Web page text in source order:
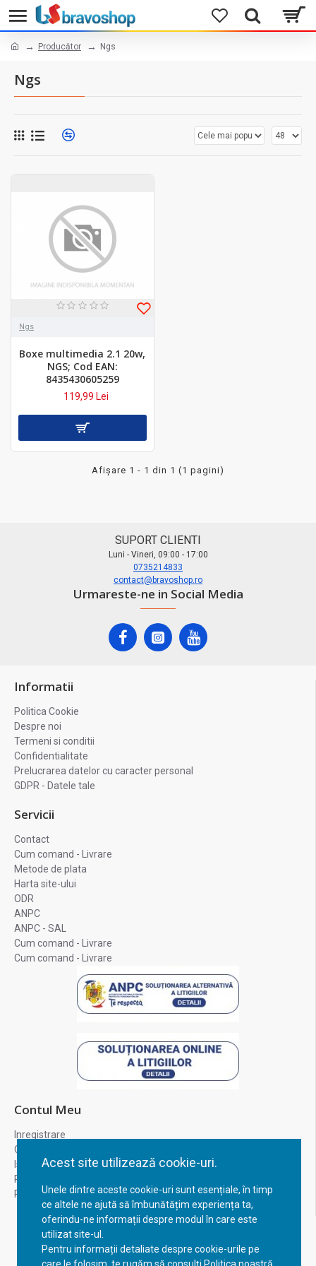
Acest site utilizează cookie-uri.
Unele dintre aceste cookie-uri sunt esențiale, în timp
ce altele ne ajută să îmbunătățim experiența ta,
oferindu-ne informații despre modul în care este
utilizat site-ul.
Pentru informații detaliate despre cookie-urile pe
Producător Ngs
Ngs
Ngs
Boxe multimedia 2.1 20w,
NGS; Cod EAN:
8435430605259
119,99 Lei
Afişare 1 - 1 din 1 (1 pagini)
SUPORT CLIENTI
Luni - Vineri, 09:00 - 17:00
0735214833
contact@bravoshop.ro
Urmareste-ne in Social Media
Informatii
Politica Cookie
Despre noi
Termeni si conditii
Confidentialitate
Prelucrarea datelor cu caracter personal
GDPR - Datele tale
Servicii
Contact
Cum comand - Livrare
Metode de plata
Harta site-ului
ODR
ANPC
ANPC - SAL
Cum comand - Livrare
Cum comand - Livrare
Contul Meu
Inregistrare
Contul meu
Istoric comenzi
Recuperare parola
Returnare produs